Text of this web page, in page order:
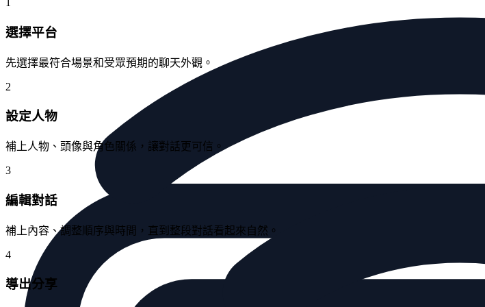
選擇平台
先選擇最符合場景和受眾預期的聊天外觀。
2
設定人物
補上人物、頭像與角色關係，讓對話更可信。
3
編輯對話
補上內容、調整順序與時間，直到整段對話看起來自然。
4
導出分享